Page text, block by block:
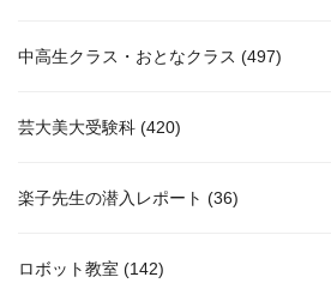
中高生クラス・おとなクラス (497)
芸大美大受験科 (420)
楽子先生の潜入レポート (36)
ロボット教室 (142)